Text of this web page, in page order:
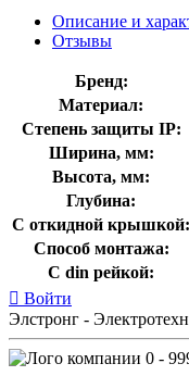
Описание и
Отзывы
Бренд:
Материал:
Степень защиты IP:
Ширина, мм:
Высота, мм:
Глубина:
С откидной крышкой:
Способ монтажа:
С din рейкой:
Войти
Элстронг -
0 -